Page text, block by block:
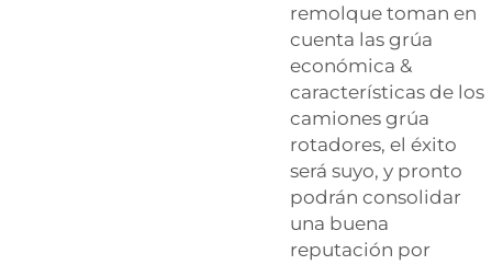
remolque toman en
cuenta las grúa
económica &
características de los
camiones grúa
rotadores, el éxito
será suyo, y pronto
podrán consolidar
una buena
reputación por